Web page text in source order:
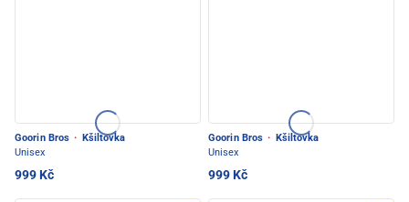
Goorin Bros ·
Kšiltovka
Unisex
999 Kč
Goorin Bros ·
Kšiltovka
Unisex
999 Kč